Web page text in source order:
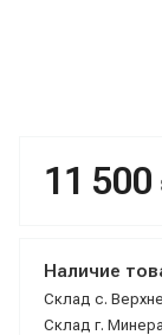
11 500
Наличие
Склад с.
Склад г.